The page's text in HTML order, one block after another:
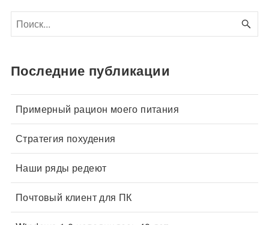
Последние публикации
Примерный рацион моего питания
Стратегия похудения
Наши ряды редеют
Почтовый клиент для ПК